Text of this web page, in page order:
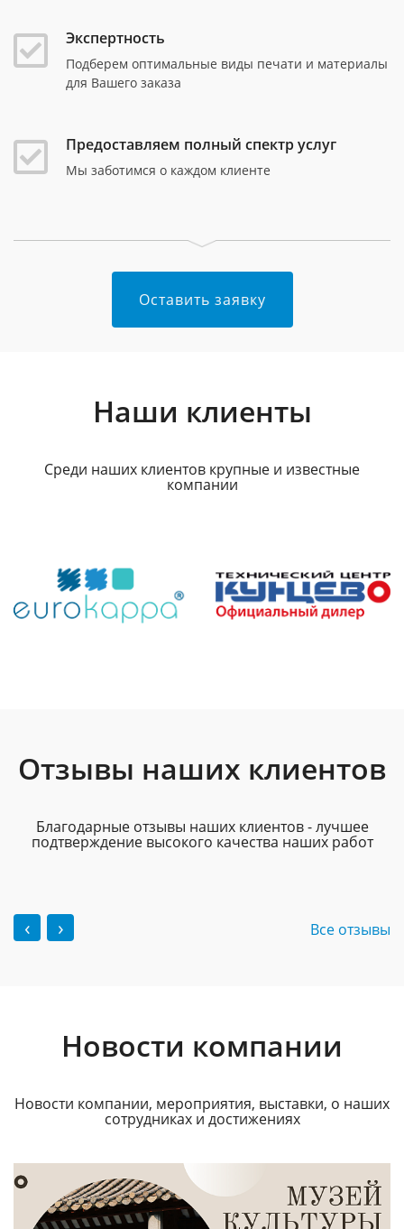
Экспертность
Подберем оптимальные виды печати и материалы
для Вашего заказа
Предоставляем полный спектр услуг
Мы заботимся о каждом клиенте
Оставить заявку
Наши клиенты
Среди наших клиентов крупные и известные
компании
Отзывы наших клиентов
Благодарные отзывы наших клиентов - лучшее
подтверждение высокого качества наших работ
‹ › Все отзывы
Новости компании
Новости компании, мероприятия, выставки, о наших
сотрудниках и достижениях